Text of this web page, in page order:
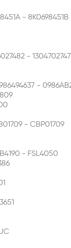
-
-
-
- CBP01709
- FSL4050